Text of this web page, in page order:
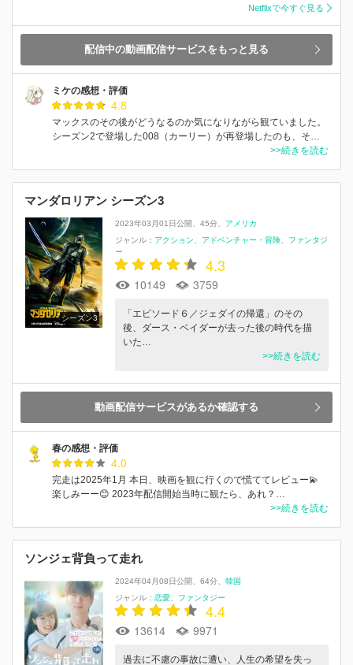
Netflixで今すぐ見る
配信中の動画配信サービスをもっと見る
ミケの感想・評価
4.8
マックスのその後がどうなるのか気になりながら観ていました。
シーズン2で登場した008（カーリー）が再登場したのも、そ…
>>続きを読む
マンダロリアン シーズン3
シーズン3
2023年03月01日公開 45分
アメリカ
ジャンル： アクション アドベンチャー・冒険
ファンタジ
ー
4.3
10149 3759
「エピソード６／ジェダイの帰還」のその
後、ダース・ベイダーが去った後の時代を描
いた…
>>続きを読む
動画配信サービスがあるか確認する
春の感想・評価
4.0
完走は2025年1月 本日、映画を観に行くので慌ててレビュー💫
楽しみーー😊 2023年配信開始当時に観たら、あれ？…
>>続きを読む
ソンジェ背負って走れ
2024年04月08日公開 64分
韓国
ジャンル： 恋愛 ファンタジー
4.4
13614 9971
過去に不慮の事故に遭い、人生の希望を失っ